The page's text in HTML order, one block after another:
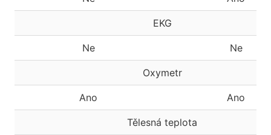
EKG
Ne Ne
Oxymetr
Ano Ano
Tělesná teplota